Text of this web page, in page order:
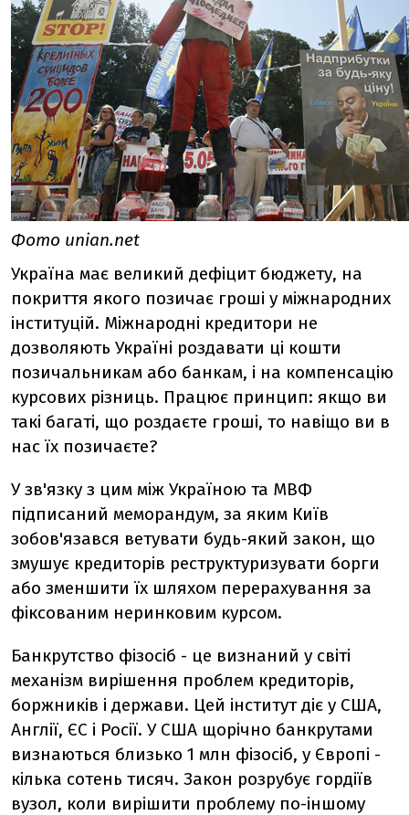
Фото unian.net
Україна має великий дефіцит бюджету, на
покриття якого позичає гроші у міжнародних
інституцій. Міжнародні кредитори не
дозволяють Україні роздавати ці кошти
позичальникам або банкам, і на компенсацію
курсових різниць. Працює принцип: якщо ви
такі багаті, що роздаєте гроші, то навіщо ви в
нас їх позичаєте?
У зв'язку з цим між Україною та МВФ
підписаний меморандум, за яким Київ
зобов'язався ветувати будь-який закон, що
змушує кредиторів реструктуризувати борги
або зменшити їх шляхом перерахування за
фіксованим неринковим курсом.
Банкрутство фізосіб - це визнаний у світі
механізм вирішення проблем кредиторів,
боржників і держави. Цей інститут діє у США,
Англії, ЄС і Росії. У США щорічно банкрутами
визнаються близько 1 млн фізосіб, у Європі -
кілька сотень тисяч. Закон розрубує гордіїв
вузол, коли вирішити проблему по-іншому